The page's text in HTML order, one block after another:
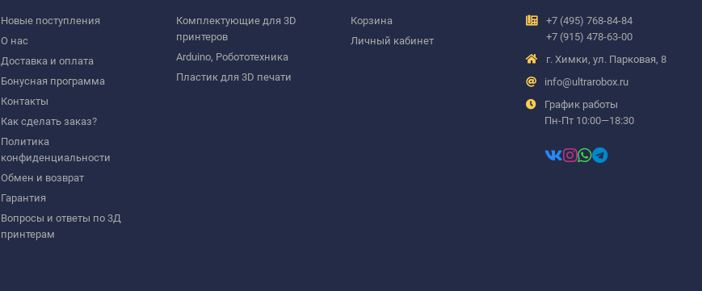
Новые поступления
О нас
Доставка и оплата
Бонусная программа
Контакты
Как сделать заказ?
Политика
конфиденциальности
Обмен и возврат
Гарантия
Вопросы и ответы по 3Д
принтерам
Комплектующие для 3D
принтеров
Arduino, Робототехника
Пластик для 3D печати
Корзина
Личный кабинет
+7 (495) 768-84-84
+7 (915) 478-63-00
г. Химки, ул. Парковая, 8
info@ultrarobox.ru
График работы
Пн-Пт 10:00—18:30